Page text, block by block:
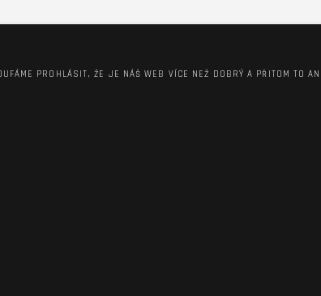
PROHLÁSIT, ŽE JE NÁŠ WEB VÍCE NEŽ DOBRÝ A PŘITOM TO